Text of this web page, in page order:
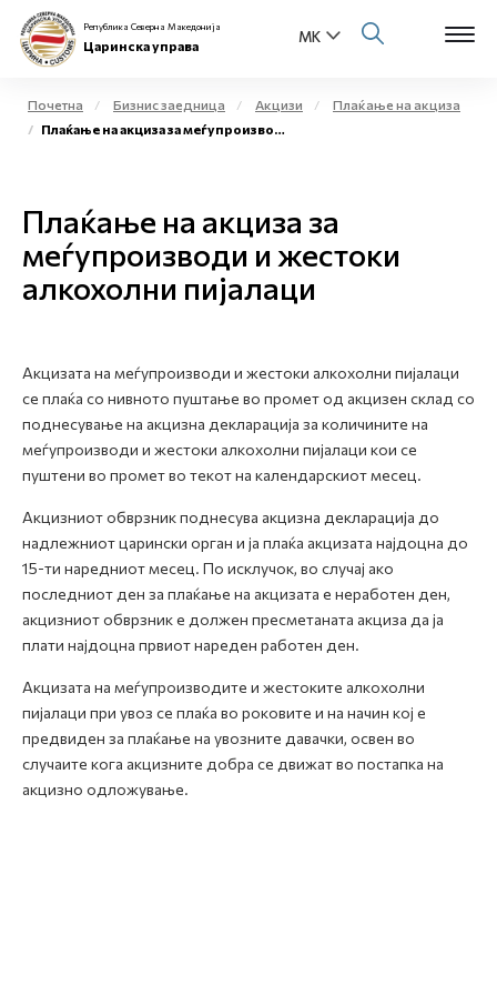
Физички лица
Бизнис заедница
Open
Медиа центар
Контакт
Република Северна Македонија
Царинска управа
Почетна Бизнис заедница Акцизи
Плаќање на акциза
Плаќање на акциза за меѓупроизводи и жестоки алкохолни пијалаци
Плаќање на акциза за
меѓупроизводи и жестоки
алкохолни пијалаци
Акцизата на меѓупроизводи и жестоки алкохолни пијалаци
се плаќа со нивното пуштање во промет од акцизен склад со
поднесување на акцизна декларација за количините на
меѓупроизводи и жестоки алкохолни пијалаци кои се
пуштени во промет во текот на календарскиот месец.
Акцизниот обврзник поднесува акцизна декларација до
надлежниот царински орган и ја плаќа акцизата најдоцна до
15-ти наредниот месец. По исклучок, во случај ако
последниот ден за плаќање на акцизата е неработен ден,
акцизниот обврзник е должен пресметаната акциза да ја
плати најдоцна првиот нареден работен ден.
Акцизата на меѓупроизводите и жестоките алкохолни
пијалаци при увоз се плаќа во роковите и на начин кој е
предвиден за плаќање на увозните давачки, освен во
случаите кога акцизните добра се движат во постапка на
акцизно одложување.